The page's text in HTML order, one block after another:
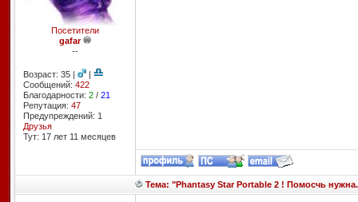
Посетители
gafar
--
Возраст: 35 |
|
Сообщений: 422
Благодарности: 2/ 21
Репутация: 47
Предупреждений: 1
Друзья
Тут: 17 лет 11 месяцев
Тема: "Phantasy Star Portable 2 ! Помосчь